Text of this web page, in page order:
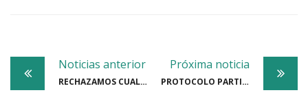
Post
navigation
Noticias anterior
RECHAZAMOS CUALQUIER DISMINUCIÓN SALARIAL DEL TRABAJADOR
Próxima noticia
PROTOCOLO PARTICULAR: Las pautas del plan de emergencia Covid-19